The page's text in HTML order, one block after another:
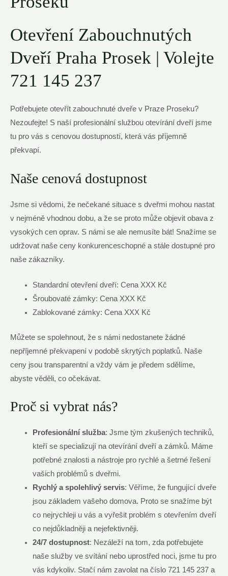
Otevření Zabouchnutých
Dveří Praha Prosek | Volejte
721 145 237
Potřebujete otevřít zabouchnuté dveře v Praze Proseku?
Nezoufejte! S naší profesionální službou otevírání dveří jsme
tu pro vás s cenovou dostupností, která vás příjemně
překvapí.
Naše cenová dostupnost
Jsme si vědomi, že nečekané situace s dveřmi mohou nastat
v nejméně vhodnou dobu, a že se proto může objevit obava z
vysokých cen oprav. S námi se ale nemusíte bát! Snažíme se
udržovat naše ceny konkurenceschopné a stále dostupné pro
naše zákazníky.
Standardní otevření dveří: Cena XXX Kč
Šroubovaté zámky: Cena XXX Kč
Zablokované zámky: Cena XXX Kč
Můžete se spolehnout, že s námi nedostanete žádné
nepříjemné překvapení v podobě skrytých poplatků. Naše
ceny jsou transparentní a vždy vám je předem sdělíme,
abyste věděli, co očekávat.
Proč si vybrat nás?
Profesionální služba: Jsme tým zkušených techniků,
kteří se specializují na otevírání dveří a zámků. Máme
potřebné znalosti a nástroje pro rychlé a šetrné řešení
vašich problémů s dveřmi.
Rychlý a spolehlivý servis: Věříme, že fungující dveře
jsou základem vašeho domova. Proto se snažíme být
co nejrychleji u vás a vyřešit problém s otevřením dveří
co nejdůkladněji a nejefektivněji.
24/7 dostupnost: Nezáleží na tom, zda potřebujete
naše služby ve svítání nebo uprostřed noci, jsme tu pro
vás kdykoliv. Stačí nám zavolat na číslo 721 145 237 a